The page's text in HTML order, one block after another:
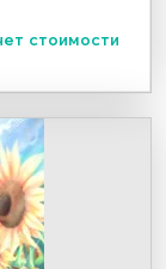
стоимости